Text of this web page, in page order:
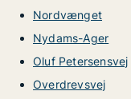
Nordvænget
Nydams-Ager
Oluf Petersensvej
Overdrevsvej